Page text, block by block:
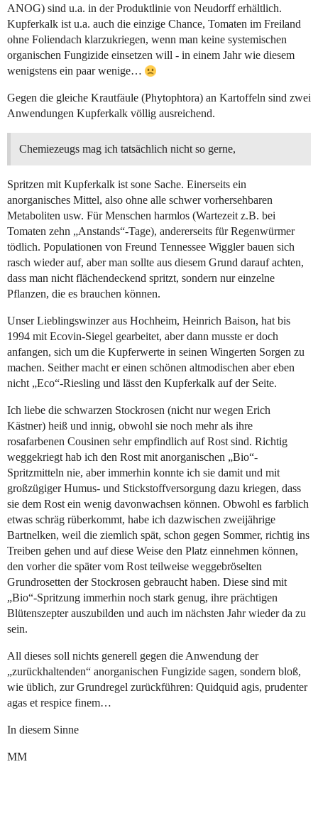
ANOG) sind u.a. in der Produktlinie von Neudorff erhältlich.
Kupferkalk ist u.a. auch die einzige Chance, Tomaten im Freiland
ohne Foliendach klarzukriegen, wenn man keine systemischen
organischen Fungizide einsetzen will - in einem Jahr wie diesem
wenigstens ein paar wenige…
Gegen die gleiche Krautfäule (Phytophtora) an Kartoffeln sind zwei
Anwendungen Kupferkalk völlig ausreichend.
Chemiezeugs mag ich tatsächlich nicht so gerne,
Spritzen mit Kupferkalk ist sone Sache. Einerseits ein
anorganisches Mittel, also ohne alle schwer vorhersehbaren
Metaboliten usw. Für Menschen harmlos (Wartezeit z.B. bei
Tomaten zehn „Anstands“-Tage), andererseits für Regenwürmer
tödlich. Populationen von Freund Tennessee Wiggler bauen sich
rasch wieder auf, aber man sollte aus diesem Grund darauf achten,
dass man nicht flächendeckend spritzt, sondern nur einzelne
Pflanzen, die es brauchen können.
Unser Lieblingswinzer aus Hochheim, Heinrich Baison, hat bis
1994 mit Ecovin-Siegel gearbeitet, aber dann musste er doch
anfangen, sich um die Kupferwerte in seinen Wingerten Sorgen zu
machen. Seither macht er einen schönen altmodischen aber eben
nicht „Eco“-Riesling und lässt den Kupferkalk auf der Seite.
Ich liebe die schwarzen Stockrosen (nicht nur wegen Erich
Kästner) heiß und innig, obwohl sie noch mehr als ihre
rosafarbenen Cousinen sehr empfindlich auf Rost sind. Richtig
weggekriegt hab ich den Rost mit anorganischen „Bio“-
Spritzmitteln nie, aber immerhin konnte ich sie damit und mit
großzügiger Humus- und Stickstoffversorgung dazu kriegen, dass
sie dem Rost ein wenig davonwachsen können. Obwohl es farblich
etwas schräg rüberkommt, habe ich dazwischen zweijährige
Bartnelken, weil die ziemlich spät, schon gegen Sommer, richtig ins
Treiben gehen und auf diese Weise den Platz einnehmen können,
den vorher die später vom Rost teilweise weggebröselten
Grundrosetten der Stockrosen gebraucht haben. Diese sind mit
„Bio“-Spritzung immerhin noch stark genug, ihre prächtigen
Blütenszepter auszubilden und auch im nächsten Jahr wieder da zu
sein.
All dieses soll nichts generell gegen die Anwendung der
„zurückhaltenden“ anorganischen Fungizide sagen, sondern bloß,
wie üblich, zur Grundregel zurückführen: Quidquid agis, prudenter
agas et respice finem…
In diesem Sinne
MM